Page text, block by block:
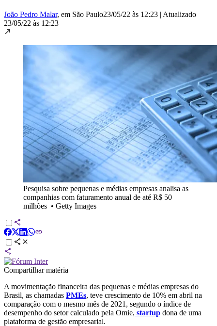
João Pedro Malar, em São Paulo23/05/22 às 12:23 | Atualizado
23/05/22 às 12:23
Pesquisa sobre pequenas e médias empresas analisa as
companhias com faturamento anual de até R$ 50
milhões • Getty Images
Compartilhar matéria
A movimentação financeira das pequenas e médias empresas do
Brasil, as chamadas PMEs, teve crescimento de 10% em abril na
comparação com o mesmo mês de 2021, segundo o índice de
desempenho do setor calculado pela Omie, startup dona de uma
plataforma de gestão empresarial.